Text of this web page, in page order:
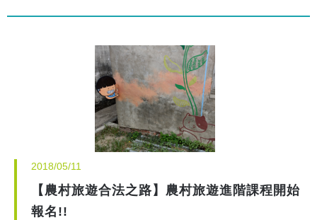
2018/05/11
【農村旅遊合法之路】農村旅遊進階課程開始
報名!!